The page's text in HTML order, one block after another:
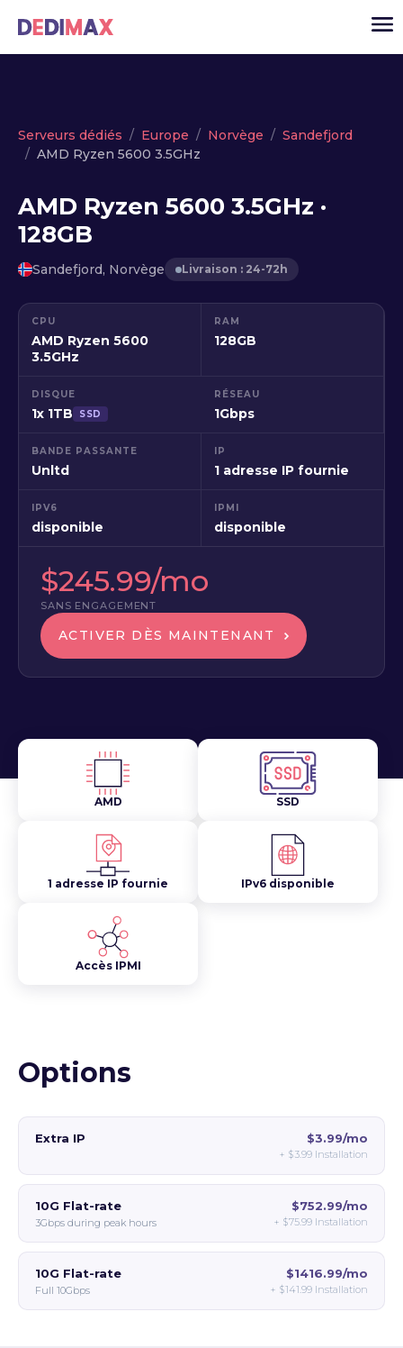
Cloud serveur
Serveurs dédiés
API
Actualité
Serveurs dédiés Europe Norvège
Sandefjord
AMD Ryzen 5600 3.5GHz
AMD Ryzen 5600 3.5GHz ·
128GB
Sandefjord, Norvège Livraison : 24-72h
CPU
AMD Ryzen 5600
3.5GHz
RAM
128GB
DISQUE
1x 1TB SSD
RÉSEAU
1Gbps
BANDE PASSANTE
Unltd
IP
1 adresse IP fournie
IPV6
disponible
IPMI
disponible
$245.99/mo
SANS ENGAGEMENT
ACTIVER DÈS MAINTENANT
AMD SSD
1 adresse IP fournie IPv6 disponible
Accès IPMI
Options
Extra IP $3.99/mo
+ $3.99 Installation
10G Flat-rate
3Gbps during peak hours
$752.99/mo
+ $75.99 Installation
10G Flat-rate
Full 10Gbps
$1416.99/mo
+ $141.99 Installation